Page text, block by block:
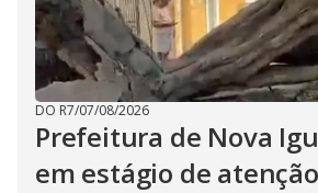
DO R7/07/08/2026
Prefeitura de Nova
em estágio de